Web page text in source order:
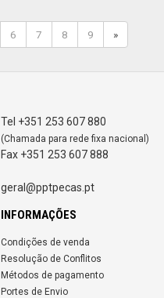
6 7 8 9 »
Tel +351 253 607 880
(Chamada para rede fixa nacional)
Fax +351 253 607 888
geral@pptpecas.pt
INFORMAÇÕES
Condições de venda
Resolução de Conflitos
Métodos de pagamento
Portes de Envio